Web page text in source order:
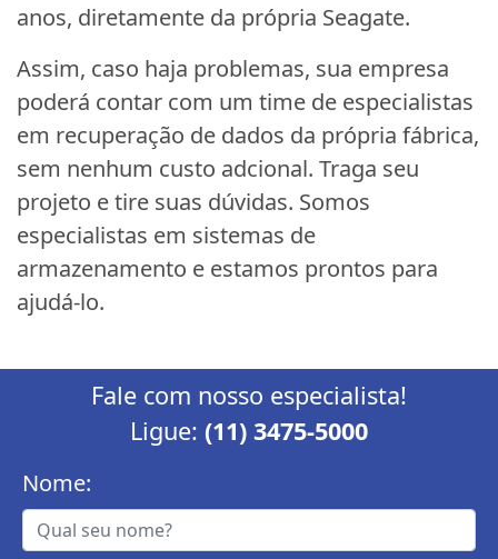
anos, diretamente da própria Seagate.
Assim, caso haja problemas, sua empresa
poderá contar com um time de especialistas
em recuperação de dados da própria fábrica,
sem nenhum custo adcional. Traga seu
projeto e tire suas dúvidas. Somos
especialistas em sistemas de
armazenamento e estamos prontos para
ajudá-lo.
Fale com nosso especialista!
Ligue: (11) 3475-5000
Nome: